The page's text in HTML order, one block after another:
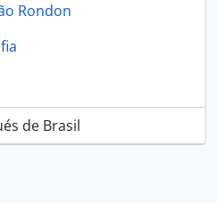
Rondon
de Brasil